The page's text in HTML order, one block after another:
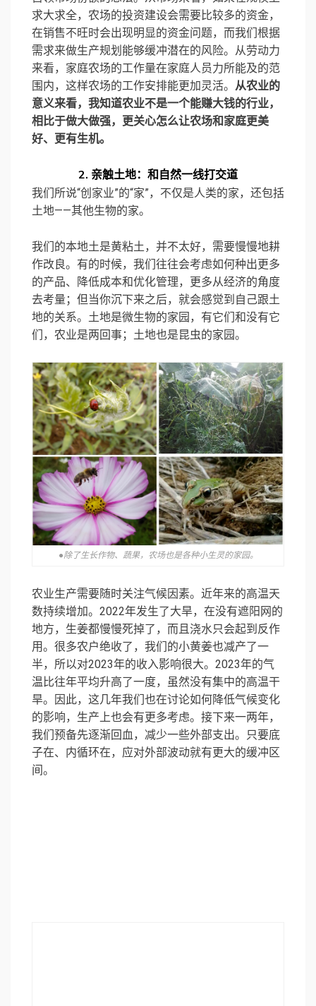
求大求全，农场的投资建设会需要比较多的资金，
在销售不旺时会出现明显的资金问题，而我们根据
需求来做生产规划能够缓冲潜在的风险。从劳动力
来看，家庭农场的工作量在家庭人员力所能及的范
围内，这样农场的工作安排能更加灵活。 从农业的
意义来看，我知道农业不是一个能赚大钱的行业，
相比于做大做强，更关心怎么让农场和家庭更美
好、更有生机。
2. 亲触土地：和自然一线打交道
我们所说“创家业”的“家”，不仅是人类的家，还包括
土地——其他生物的家。
我们的本地土是黄粘土，并不太好，需要慢慢地耕
作改良。有的时候，我们往往会考虑如何种出更多
的产品、降低成本和优化管理，更多从经济的角度
去考量；但当你沉下来之后，就会感觉到自己跟土
地的关系。土地是微生物的家园，有它们和没有它
们，农业是两回事；土地也是昆虫的家园。
●除了生长作物、蔬果，农场也是各种小生灵的家园。
农业生产需要随时关注气候因素。近年来的高温天
数持续增加。2022年发生了大旱，在没有遮阳网的
地方，生姜都慢慢死掉了，而且浇水只会起到反作
用。很多农户绝收了，我们的小黄姜也减产了一
半，所以对2023年的收入影响很大。2023年的气
温比往年平均升高了一度，虽然没有集中的高温干
旱。因此，这几年我们也在讨论如何降低气候变化
的影响，生产上也会有更多考虑。接下来一两年，
我们预备先逐渐回血，减少一些外部支出。只要底
子在、内循环在，应对外部波动就有更大的缓冲区
间。